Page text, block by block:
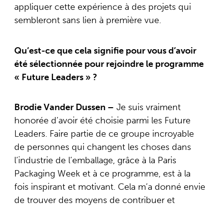
appliquer cette expérience à des projets qui
sembleront sans lien à première vue.
Qu’est-ce que cela signifie pour vous d’avoir
été sélectionnée pour rejoindre le programme
« Future Leaders » ?
Brodie Vander Dussen – Je suis vraiment
honorée d’avoir été choisie parmi les Future
Leaders. Faire partie de ce groupe incroyable
de personnes qui changent les choses dans
l’industrie de l’emballage, grâce à la Paris
Packaging Week et à ce programme, est à la
fois inspirant et motivant. Cela m’a donné envie
de trouver des moyens de contribuer et